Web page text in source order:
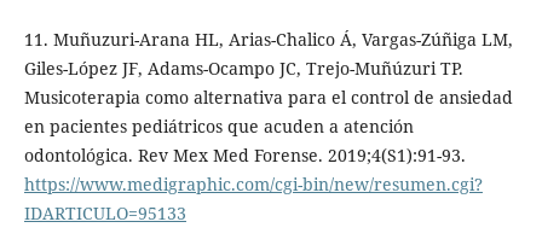
11. Muñuzuri-Arana HL, Arias-Chalico Á, Vargas-Zúñiga LM,
Giles-López JF, Adams-Ocampo JC, Trejo-Muñúzuri TP.
Musicoterapia como alternativa para el control de ansiedad
en pacientes pediátricos que acuden a atención
odontológica. Rev Mex Med Forense. 2019;4(S1):91-93.
https://www.medigraphic.com/cgi-bin/new/resumen.cgi?
IDARTICULO=95133